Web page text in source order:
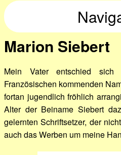
Marion Siebert
Mein Vater entschied
Französischen kommenden
fortan jugendlich fröhlich
Alter der Beiname Siebert
gelernten Schriftsetzer, der
auch das Werben um meine